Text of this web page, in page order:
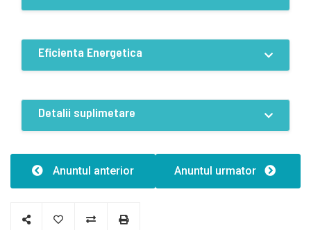
Eficienta Energetica
Detalii suplimetare
Clădire er:
Anuntul anterior Anuntul urmator